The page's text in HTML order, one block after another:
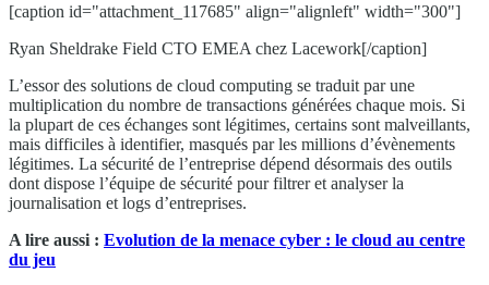
[caption id="attachment_117685" align="alignleft" width="300"]
Ryan Sheldrake Field CTO EMEA chez Lacework[/caption]
L’essor des solutions de cloud computing se traduit par une
multiplication du nombre de transactions générées chaque mois. Si
la plupart de ces échanges sont légitimes, certains sont malveillants,
mais difficiles à identifier, masqués par les millions d’évènements
légitimes. La sécurité de l’entreprise dépend désormais des outils
dont dispose l’équipe de sécurité pour filtrer et analyser la
journalisation et logs d’entreprises.
A lire aussi : Evolution de la menace cyber : le cloud au centre
du jeu